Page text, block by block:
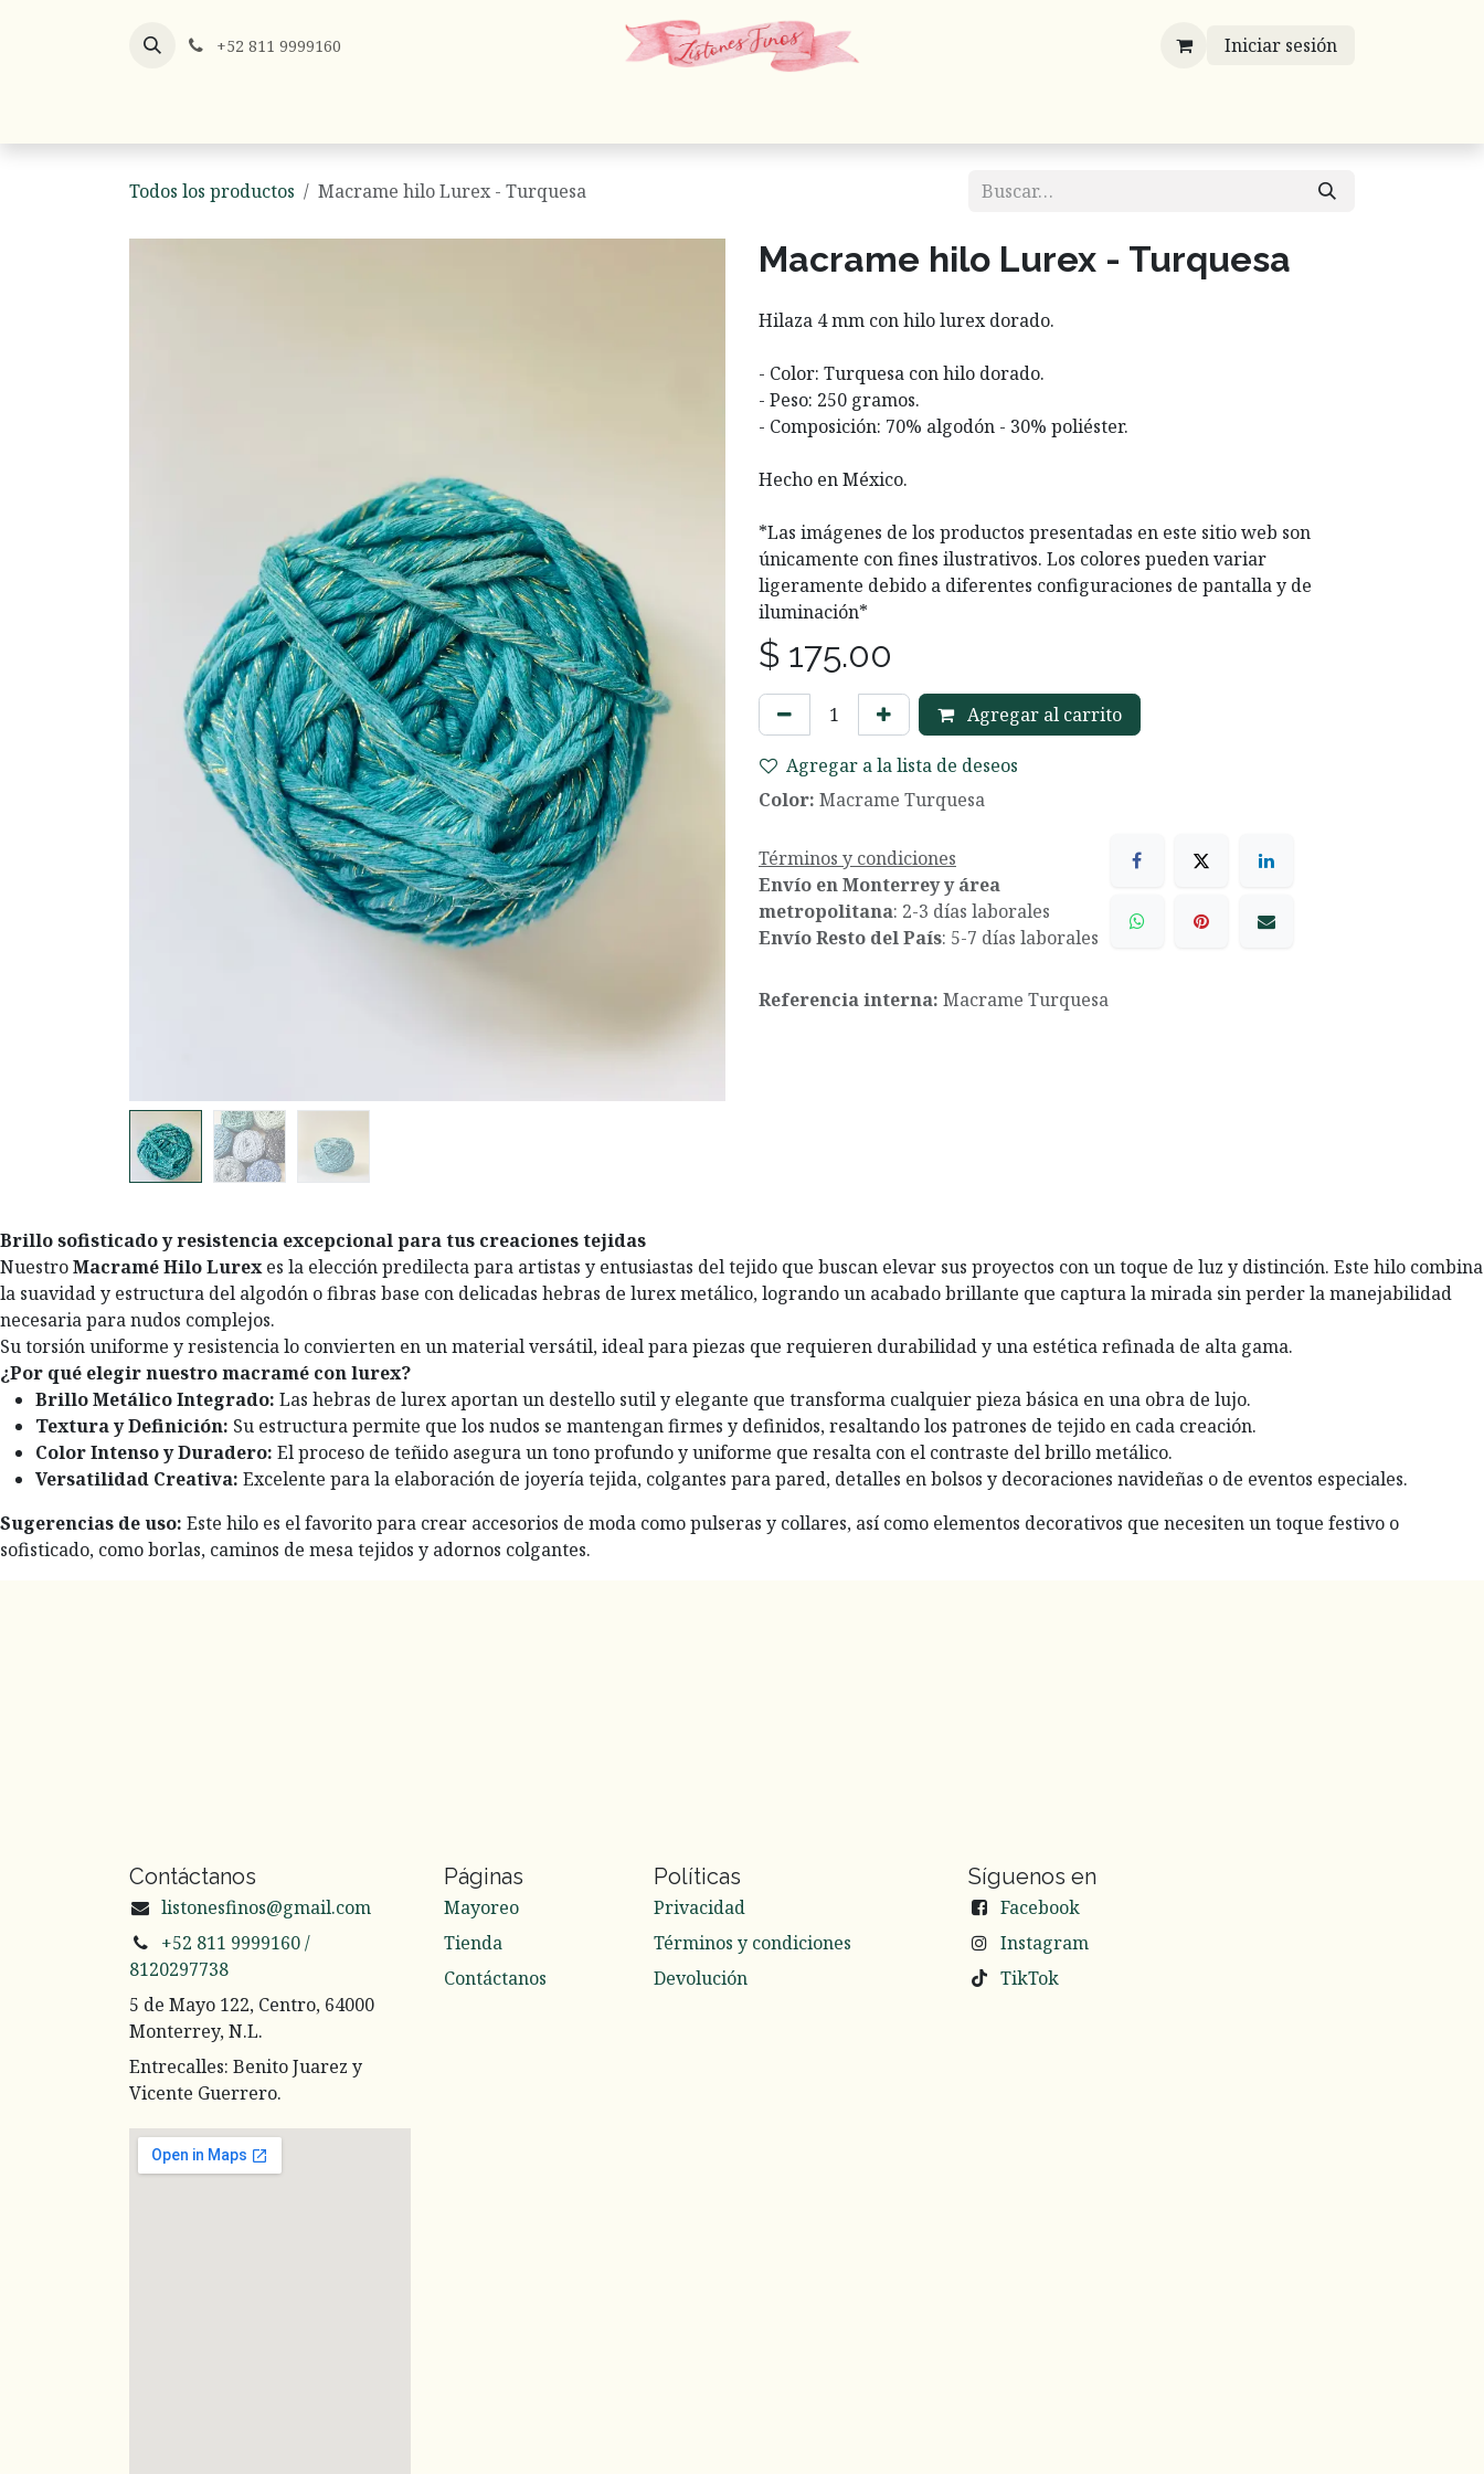
+52 811 9999160 Iniciar sesión
Todos los productos Macrame hilo Lurex - Turquesa
Macrame hilo Lurex - Turquesa
Hilaza 4 mm con hilo lurex dorado.
- Color: Turquesa con hilo dorado.
- Peso: 250 gramos.
- Composición: 70% algodón - 30% poliéster.
Hecho en México.
*Las imágenes de los productos presentadas en este sitio web son
únicamente con fines ilustrativos. Los colores pueden variar
ligeramente debido a diferentes configuraciones de pantalla y de
iluminación*
$ 175.00
Agregar al carrito
Agregar a la lista de deseos
Color: Macrame Turquesa
Términos y condiciones
Envío en Monterrey y área
metropolitana: 2-3 días laborales
Envío Resto del País: 5-7 días laborales
Referencia interna: Macrame Turquesa
Brillo sofisticado y resistencia excepcional para tus creaciones tejidas
NuestroMacramé Hilo Lurexes la elección predilecta para artistas y entusiastas del tejido que buscan elevar sus proyectos con un toque de luz y distinción. Este hilo combina
la suavidad y estructura del algodón o fibras base con delicadas hebras de lurex metálico, logrando un acabado brillante que captura la mirada sin perder la manejabilidad
necesaria para nudos complejos.
Su torsión uniforme y resistencia lo convierten en un material versátil, ideal para piezas que requieren durabilidad y una estética refinada de alta gama.
¿Por qué elegir nuestro macramé con lurex?
Brillo Metálico Integrado: Las hebras de lurex aportan un destello sutil y elegante que transforma cualquier pieza básica en una obra de lujo.
Textura y Definición: Su estructura permite que los nudos se mantengan firmes y definidos, resaltando los patrones de tejido en cada creación.
Color Intenso y Duradero: El proceso de teñido asegura un tono profundo y uniforme que resalta con el contraste del brillo metálico.
Versatilidad Creativa: Excelente para la elaboración de joyería tejida, colgantes para pared, detalles en bolsos y decoraciones navideñas o de eventos especiales.
Sugerencias de uso: Este hilo es el favorito para crear accesorios de moda como pulseras y collares, así como elementos decorativos que necesiten un toque festivo o
sofisticado, como borlas, caminos de mesa tejidos y adornos colgantes.
Contáctanos
listonesfinos@gmail.com
+52 811 9999160 /
8120297738
5 de Mayo 122, Centro, 64000
Monterrey, N.L.
Entrecalles: Benito Juarez y
Vicente Guerrero.
Páginas
Mayoreo
Tienda
Contáctanos
Políticas
Privacidad
Términos y condiciones
Devolución
Síguenos en
Facebook
Instagram
TikTok